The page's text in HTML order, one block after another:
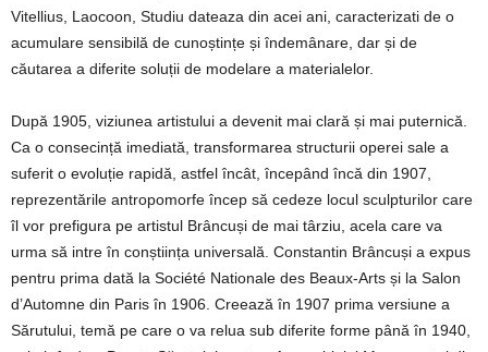
Vitellius, Laocoon, Studiu dateaza din acei ani, caracterizati de o
acumulare sensibilă de cunoștințe și îndemânare, dar și de
căutarea a diferite soluții de modelare a materialelor.
După 1905, viziunea artistului a devenit mai clară și mai puternică.
Ca o consecință imediată, transformarea structurii operei sale a
suferit o evoluție rapidă, astfel încât, începând încă din 1907,
reprezentările antropomorfe încep să cedeze locul sculpturilor care
îl vor prefigura pe artistul Brâncuși de mai târziu, acela care va
urma să intre în conștiința universală. Constantin Brâncuși a expus
pentru prima dată la Société Nationale des Beaux-Arts și la Salon
d’Automne din Paris în 1906. Creează în 1907 prima versiune a
Sărutului, temă pe care o va relua sub diferite forme până în 1940,